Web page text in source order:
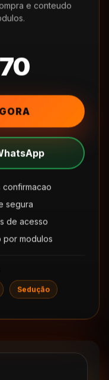
e conteudo
segura
de acesso
por modulos
Sedução